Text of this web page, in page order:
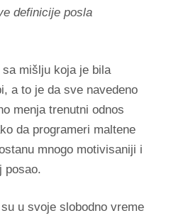
definicije posla
mišlju koja je bila
a to je da sve navedeno
menja trenutni odnos
da programeri maltene
mnogo motivisaniji i
posao.
u svoje slobodno vreme